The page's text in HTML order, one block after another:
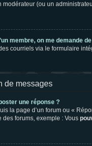
(ou un
membre, on me demande
courriels via le formulaire
de messages
une réponse ?
la page d’un forum ou «
forums, exemple : Vous